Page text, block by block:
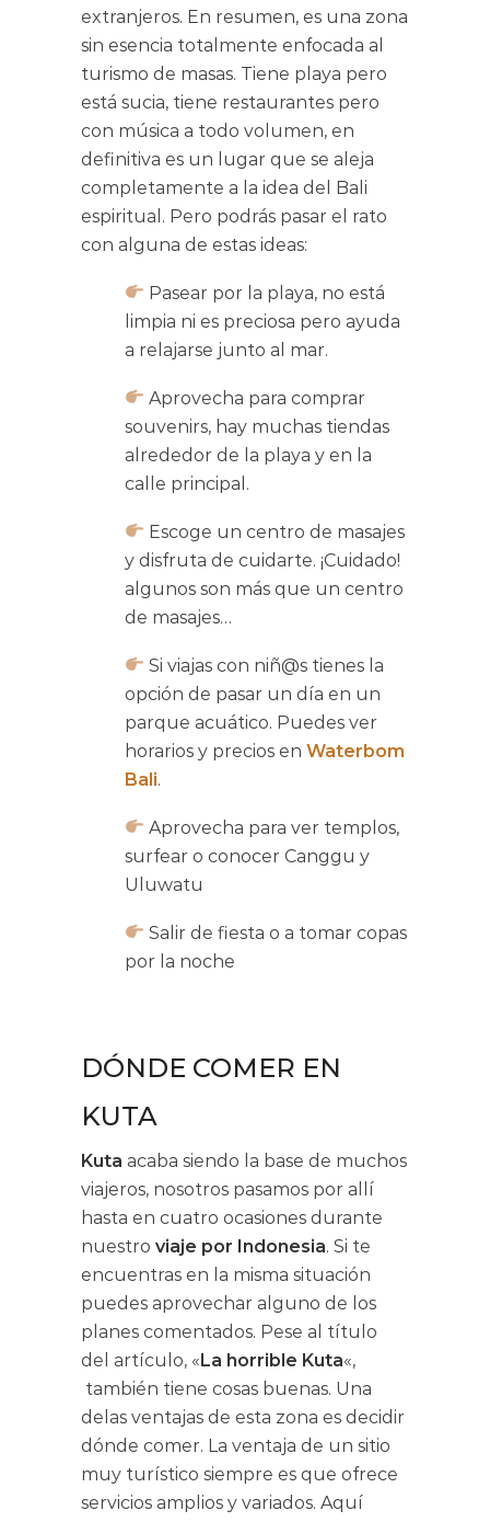
extranjeros. En resumen, es una zona
sin esencia totalmente enfocada al
turismo de masas. Tiene playa pero
está sucia, tiene restaurantes pero
con música a todo volumen, en
definitiva es un lugar que se aleja
completamente a la idea del Bali
espiritual. Pero podrás pasar el rato
con alguna de estas ideas:
Pasear por la playa, no está
limpia ni es preciosa pero ayuda
a relajarse junto al mar.
Aprovecha para comprar
souvenirs, hay muchas tiendas
alrededor de la playa y en la
calle principal.
Escoge un centro de masajes
y disfruta de cuidarte. ¡Cuidado!
algunos son más que un centro
de masajes…
Si viajas con niñ@s tienes la
opción de pasar un día en un
parque acuático. Puedes ver
horarios y precios en Waterbom
Bali.
Aprovecha para ver templos,
surfear o conocer Canggu y
Uluwatu
Salir de fiesta o a tomar copas
por la noche
DÓNDE COMER EN
KUTA
Kuta acaba siendo la base de muchos
viajeros, nosotros pasamos por allí
hasta en cuatro ocasiones durante
nuestro viaje por Indonesia. Si te
encuentras en la misma situación
puedes aprovechar alguno de los
planes comentados. Pese al título
del artículo, «La horrible Kuta«,
también tiene cosas buenas. Una
delas ventajas de esta zona es decidir
dónde comer. La ventaja de un sitio
muy turístico siempre es que ofrece
servicios amplios y variados. Aquí